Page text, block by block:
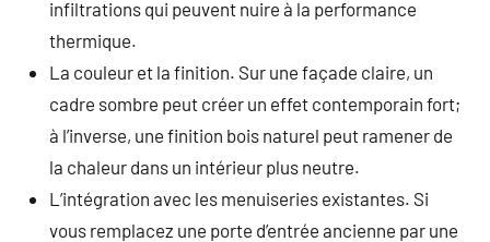
infiltrations qui peuvent nuire à la performance
thermique.
La couleur et la finition. Sur une façade claire, un
cadre sombre peut créer un effet contemporain fort;
à l’inverse, une finition bois naturel peut ramener de
la chaleur dans un intérieur plus neutre.
L’intégration avec les menuiseries existantes. Si
vous remplacez une porte d’entrée ancienne par une